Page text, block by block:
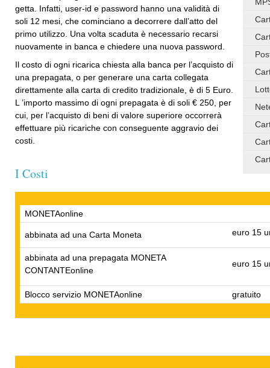
getta. Infatti, user-id e password hanno una validità di
soli 12 mesi, che cominciano a decorrere dall’atto del
primo utilizzo. Una volta scaduta è necessario recarsi
nuovamente in banca e chiedere una nuova password.
Il costo di ogni ricarica chiesta alla banca per l’acquisto di
una prepagata, o per generare una carta collegata
direttamente alla carta di credito tradizionale, è di 5 Euro.
L ’importo massimo di ogni prepagata è di soli € 250, per
cui, per l’acquisto di beni di valore superiore occorrerà
effettuare più ricariche con conseguente aggravio dei
costi.
I Costi
MONETAonline
abbinata ad una Carta Moneta euro 15
abbinata ad una prepagata MONETA
CONTANTEonline
euro 15
Blocco servizio MONETAonline gratuito